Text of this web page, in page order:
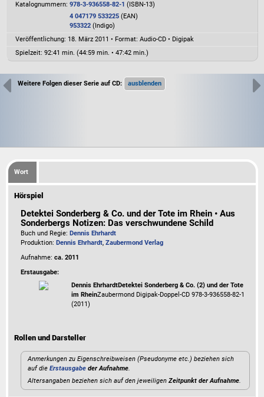
Katalognummern: 978-3-936558-82-1 (ISBN-13)
4 047179 533225 (EAN)
953322 (Indigo)
Veröffentlichung: 18. März 2011 • Format: Audio-CD • Digipak
Spielzeit: 92:41 min. (44:59 min. • 47:42 min.)
Weitere Folgen dieser Serie auf CD:
Wort
Hörspiel
Detektei Sonderberg & Co. und der Tote im Rhein • Aus
Sonderbergs Notizen: Das verschwundene Schild
Buch und Regie:Dennis Ehrhardt
Produktion:Dennis Ehrhardt,Zaubermond Verlag
Aufnahme:ca. 2011
Erstausgabe:
Dennis EhrhardtDetektei Sonderberg & Co. (2) und der Tote
im RheinZaubermond Digipak-Doppel-CD 978-3-936558-82-1
(2011)
Rollen und Darsteller
Anmerkungen zu Eigenschreibweisen (Pseudonyme etc.) beziehen sich
auf dieErstausgabe der Aufnahme.
Altersangaben beziehen sich auf den jeweiligenZeitpunkt der Aufnahme.